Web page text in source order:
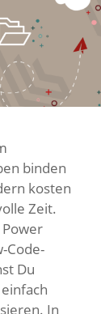
binden
kosten
Zeit.
Code-
Du
In